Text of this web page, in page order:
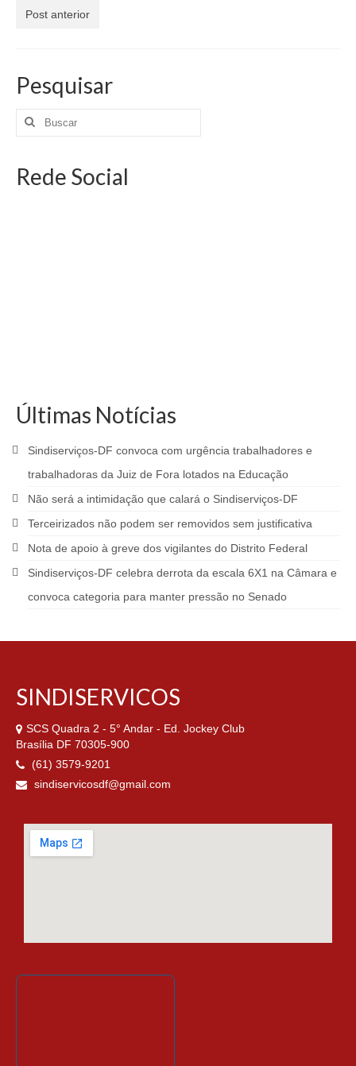
Jornais
Cartilhas
Sites Importantes
Contato
Post anterior
Pesquisar
Rede Social
Últimas Notícias
Sindiserviços-DF convoca com urgência trabalhadores e
trabalhadoras da Juiz de Fora lotados na Educação
Não será a intimidação que calará o Sindiserviços-DF
Terceirizados não podem ser removidos sem justificativa
Nota de apoio à greve dos vigilantes do Distrito Federal
Sindiserviços-DF celebra derrota da escala 6X1 na Câmara e
convoca categoria para manter pressão no Senado
SINDISERVICOS
SCS Quadra 2 - 5° Andar - Ed. Jockey Club
Brasília DF 70305-900
(61) 3579-9201
sindiservicosdf@gmail.com